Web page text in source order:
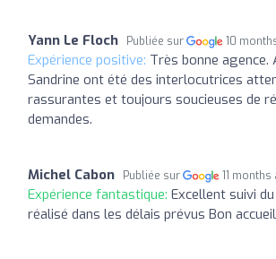
Yann Le Floch Publiée sur 10
Expérience positive: Très bonne agence.
Sandrine ont été des interlocutrices
rassurantes et toujours soucieuses de
demandes.
Michel Cabon Publiée sur 11 months
Expérience fantastique: Excellent suivi
réalisé dans les délais prévus Bon accueil